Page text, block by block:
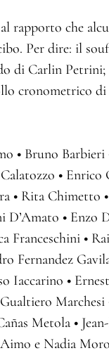
rapporto che
Per dire: il
di Carlin Petrini;
cronometrico di
• Bruno Barbieri
• Enrico
• Rita Chimetto •
D’Amato • Enzo
Franceschini •
Fernandez
Iaccarino •
Gualtiero Marchesi
Metola •
Aimo e Nadia